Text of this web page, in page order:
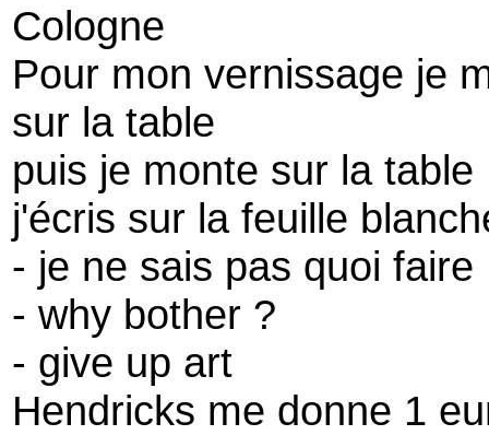
Cologne
Pour mon vernissage je
sur la table
puis je monte sur la table
j'écris sur la feuille
- je ne sais pas quoi faire
- why bother ?
- give up art
Hendricks me donne 1